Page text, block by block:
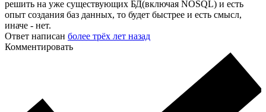
решить на уже существующих БД(включая NOSQL) и есть
опыт создания баз данных, то будет быстрее и есть смысл,
иначе - нет.
Ответ написан более трёх лет назад
Комментировать